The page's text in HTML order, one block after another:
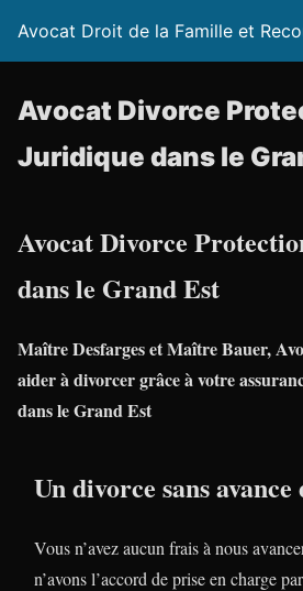
Avocat Droit de la Famille et
Avocat Divorce
Juridique dans le
Avocat Divorce
dans le Grand Est
Maître Desfarges et Maître Bauer,
aider à divorcer grâce à votre
dans le Grand Est
Un divorce sans
Vous n’avez aucun frais à nous
n’avons l’accord de prise en charge